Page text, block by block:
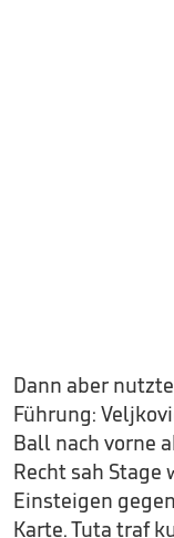
Dann aber
Führung:
Ball nach vorne
Recht sah
Einsteigen
Karte. Tuta traf